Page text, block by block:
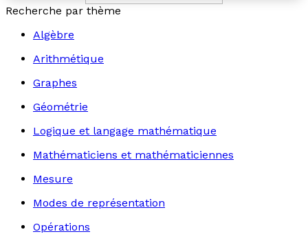
Recherche par thème
Algèbre
Arithmétique
Graphes
Géométrie
Logique et langage mathématique
Mathématiciens et mathématiciennes
Mesure
Modes de représentation
Opérations